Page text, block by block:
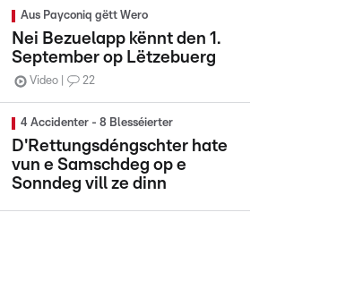
Aus Payconiq gëtt Wero
Nei Bezuelapp kënnt den 1.
September op Lëtzebuerg
Video 22
4 Accidenter - 8 Blesséierter
D'Rettungsdéngschter hate
vun e Samschdeg op e
Sonndeg vill ze dinn